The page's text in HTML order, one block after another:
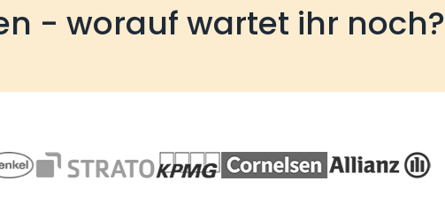
- worauf wartet ihr noch?